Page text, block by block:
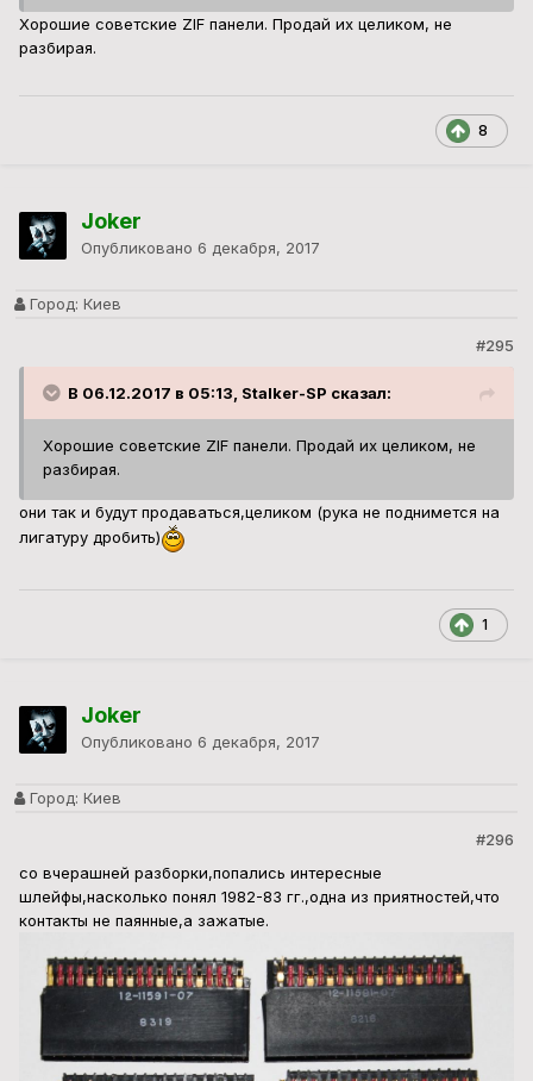
Хорошие советские ZIF панели. Продай их целиком, не
разбирая.
8
Joker
Опубликовано 6 декабря, 2017
Город: Киев
#295
В 06.12.2017 в 05:13, Stalker-SP сказал:
Хорошие советские ZIF панели. Продай их целиком, не
разбирая.
они так и будут продаваться,целиком (рука не поднимется на
лигатуру дробить)
1
Joker
Опубликовано 6 декабря, 2017
Город: Киев
#296
со вчерашней разборки,попались интересные
шлейфы,насколько понял 1982-83 гг.,одна из приятностей,что
контакты не паянные,а зажатые.